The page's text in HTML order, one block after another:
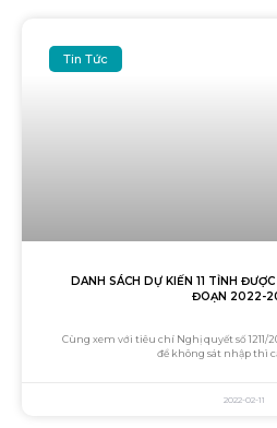
Tin Tức
DANH SÁCH DỰ KIẾN 11 TỈNH
ĐOẠN 2022-
Cùng xem với tiêu chí Nghị quyết số 1211/
để không sát nhập thì
2022-02-11